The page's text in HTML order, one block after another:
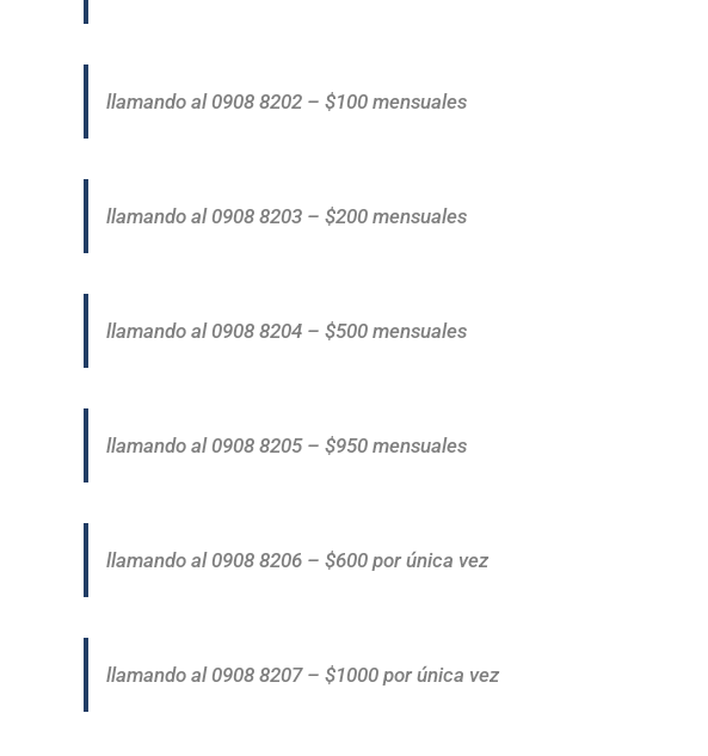
llamando al 0908 8202 – $100 mensuales
llamando al 0908 8203 – $200 mensuales
llamando al 0908 8204 – $500 mensuales
llamando al 0908 8205 – $950 mensuales
llamando al 0908 8206 – $600 por única vez
llamando al 0908 8207 – $1000 por única vez